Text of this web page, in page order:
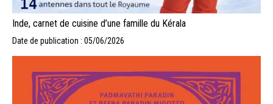
Inde, carnet de cuisine d’une famille du Kérala
Date de publication : 05/06/2026